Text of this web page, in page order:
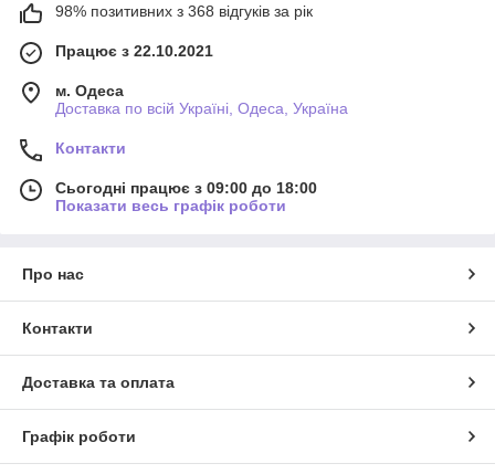
98% позитивних з 368 відгуків за рік
Працює з 22.10.2021
м. Одеса
Доставка по всій Україні, Одеса, Україна
Контакти
Сьогодні працює з 09:00 до 18:00
Показати весь графік роботи
Про нас
Контакти
Доставка та оплата
Графік роботи